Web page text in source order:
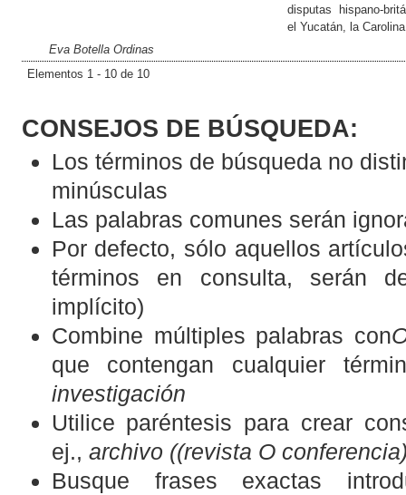
disputas hispano-
el Yucatán, la
Eva Botella Ordinas
Elementos 1 - 10 de 10
CONSEJOS DE BÚSQUEDA:
Los términos de búsqueda no
minúsculas
Las palabras comunes serán
Por defecto, sólo aquellos
términos en consulta, serán
implícito)
Combine múltiples palabras con
que contengan cualquier
investigación
Utilice paréntesis para crear
ej., archivo ((revista O
Busque frases exactas